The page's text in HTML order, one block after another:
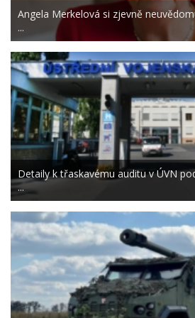
Angela Merkelová si zjevně
...
Detaily k třaskavému auditu v ÚVN
...